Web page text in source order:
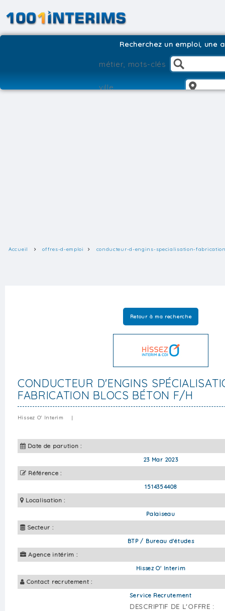
Recherchez un emploi, une
Accueil offres-d-emploi conducteur-d-engins-specialisation-
Retour à ma recherche
CONDUCTEUR D'ENGINS
FABRICATION BLOCS BÉTON F/H
Hissez O' Interim |
Date de parution :
23 Mar 2023
Référence :
1514354408
Localisation :
Palaiseau
Secteur :
BTP / Bureau d'études
Agence intérim :
Hissez O' Interim
Contact recrutement :
Service Recrutement
DESCRIPTIF DE L'OFFRE :